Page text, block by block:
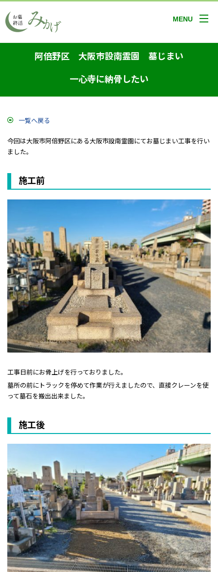
MENU
阿倍野区 大阪市設南霊園 墓じまい
一心寺に納骨したい
一覧へ戻る
今回は大阪市阿倍野区にある大阪市設南霊園にてお墓じまい工事を行い
ました。
施工前
工事日前にお骨上げを行っておりました。
墓所の前にトラックを停めて作業が行えましたので、直接クレーンを使
って墓石を搬出出来ました。
施工後